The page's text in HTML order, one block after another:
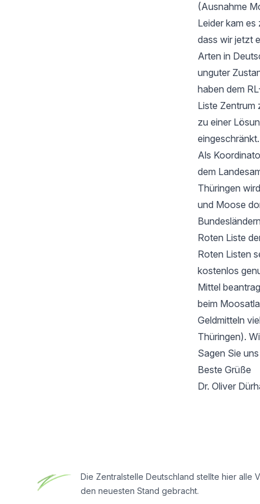
(Ausnahme
Leider kam
dass wir jetzt
Arten in
unguter
haben dem
Liste Zentrum
zu einer
Als
dem
Thüringen
und Moose
Roten Liste
Roten Listen
kostenlos
Mittel
beim
Geldmitteln
Thüringen).
Sagen Sie
Beste Grüße
Dr. Oliver
Die Zentralstelle Deutschland stellte hier alle
den neuesten Stand gebracht.